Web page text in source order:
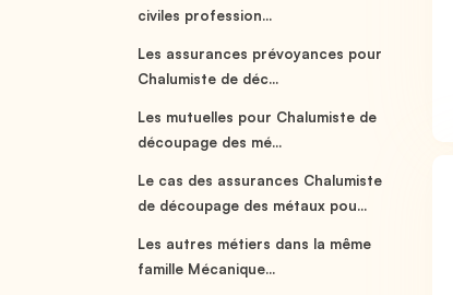
civiles profession...
Les assurances prévoyances pour
Chalumiste de déc...
Les mutuelles pour Chalumiste de
découpage des mé...
Le cas des assurances Chalumiste
de découpage des métaux pou...
Les autres métiers dans la même
famille Mécanique...